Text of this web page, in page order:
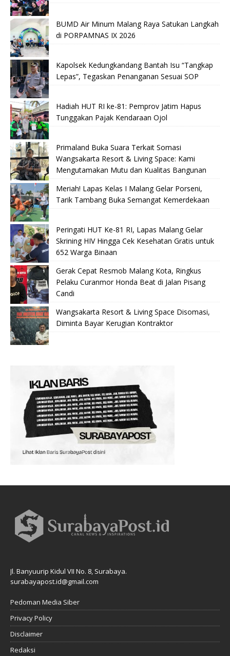
BUMD Air Minum Malang Raya Satukan Langkah
di PORPAMNAS IX 2026
Kapolsek Kedungkandang Bantah Isu “Tangkap
Lepas”, Tegaskan Penanganan Sesuai SOP
Hadiah HUT RI ke-81: Pemprov Jatim Hapus
Tunggakan Pajak Kendaraan Ojol
Primaland Buka Suara Terkait Somasi
Wangsakarta Resort & Living Space: Kami
Mengutamakan Mutu dan Kualitas Bangunan
Meriah! Lapas Kelas I Malang Gelar Porseni,
Tarik Tambang Buka Semangat Kemerdekaan
Peringati HUT Ke-81 RI, Lapas Malang Gelar
Skrining HIV Hingga Cek Kesehatan Gratis untuk
652 Warga Binaan
Gerak Cepat Resmob Malang Kota, Ringkus
Pelaku Curanmor Honda Beat di Jalan Pisang
Candi
Wangsakarta Resort & Living Space Disomasi,
Diminta Bayar Kerugian Kontraktor
Jl. Banyuurip Kidul VII No. 8, Surabaya.
surabayapost.id@gmail.com
Pedoman Media Siber
Privacy Policy
Disclaimer
Redaksi